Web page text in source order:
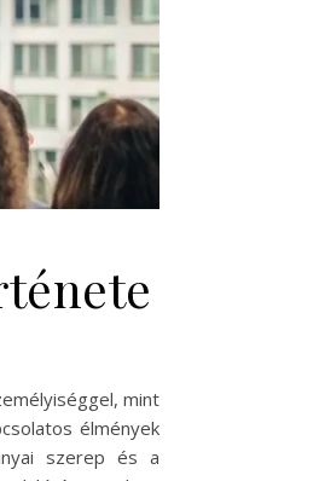
mint
élmények
szerep és a